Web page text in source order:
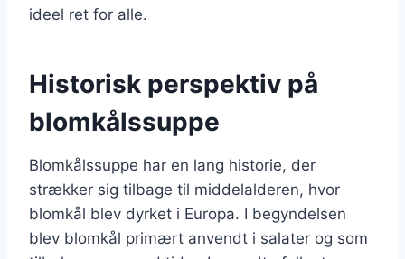
ideel ret for alle.
Historisk perspektiv på
blomkålssuppe
Blomkålssuppe har en lang historie, der
strækker sig tilbage til middelalderen, hvor
blomkål blev dyrket i Europa. I begyndelsen
blev blomkål primært anvendt i salater og som